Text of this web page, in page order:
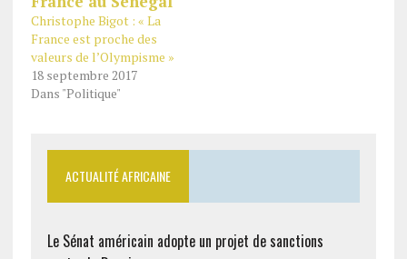
Christophe Bigot : « La
France est proche des
valeurs de l’Olympisme »
18 septembre 2017
Dans "Politique"
ACTUALITÉ AFRICAINE
Le Sénat américain adopte un projet de sanctions